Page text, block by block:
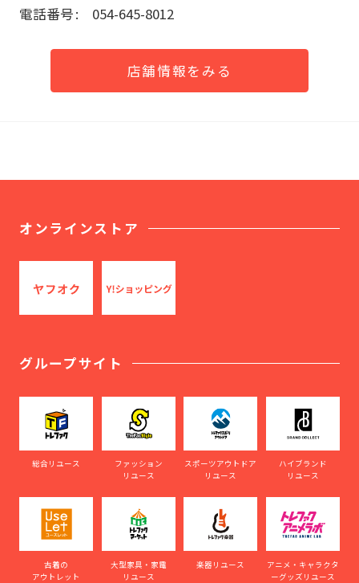
電話番号
054-645-8012
店舗情報をみる
オンラインストア
グループサイト
総合リユース
ファッション
リユース
スポーツアウトドア
リユース
ハイブランド
リユース
古着の
アウトレット
大型家具・家電
リユース
楽器リユース
アニメ・キャラクタ
ーグッズリユース